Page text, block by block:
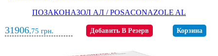
ПОЗАКОНАЗОЛ АЛ / POSACONAZOLE AL
31906,75 грн. Добавить В Резерв Корзина